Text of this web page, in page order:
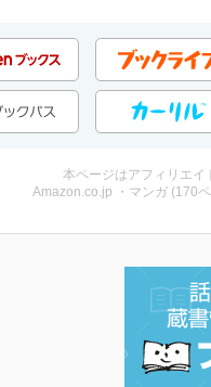
本ページはアフィリエイ
Amazon.co.jp ・マンガ (170